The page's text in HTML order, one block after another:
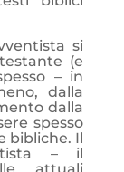
si
(e
– in
dalla
dalla
spesso
bibliche. Il
– il